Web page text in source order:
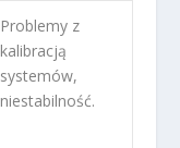
Problemy z
kalibracją
systemów,
niestabilność.